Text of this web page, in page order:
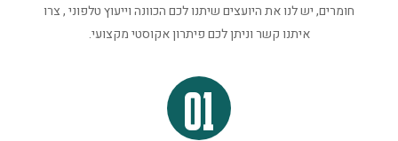
חומרים, יש לנו את היועצים שיתנו לכם הכוונה וייעוץ טלפוני , צרו
איתנו קשר וניתן לכם פיתרון אקוסטי מקצועי.
01